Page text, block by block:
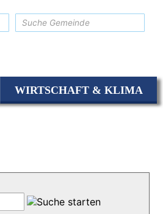
WIRTSCHAFT & KLIMA